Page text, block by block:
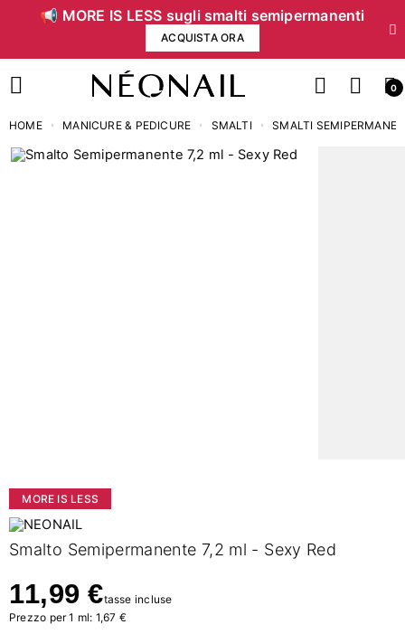
📢 MORE IS LESS sugli smalti semipermanenti
ACQUISTA ORA
0
HOME MANICURE & PEDICURE SMALTI SMALTI
MORE IS LESS
Smalto Semipermanente 7,2 ml - Sexy Red
11,99 €tasse incluse
Prezzo per 1 ml: 1,67 €